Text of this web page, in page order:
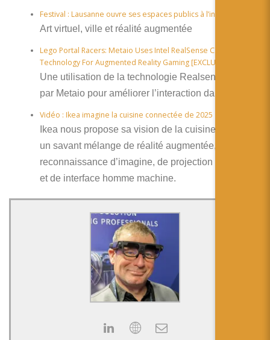
Festival : Lausanne ouvre ses espaces publics à l’invisible
Art virtuel, ville et réalité augmentée
Lego Portal Racers: Metaio Uses Intel RealSense Camera
Technology For Augmented Reality Gaming [EXCLUSIVE]
Une utilisation de la technologie Realsense d’Intel
par Metaio pour améliorer l’interaction dans le jeux.
Vidéo : Ikea imagine la cuisine connectée de 2025
Ikea nous propose sa vision de la cuisine de 2025,
un savant mélange de réalité augmentée, de
reconnaissance d’imagine, de projection interactive
et de interface homme machine.